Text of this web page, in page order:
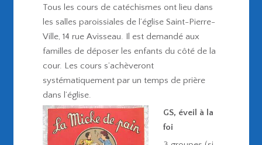
Tous les cours de catéchismes ont lieu dans
les salles paroissiales de l’église Saint-Pierre-
Ville, 14 rue Avisseau. Il est demandé aux
familles de déposer les enfants du côté de la
cour. Les cours s’achèveront
systématiquement par un temps de prière
dans l’église.
GS, éveil à la
foi